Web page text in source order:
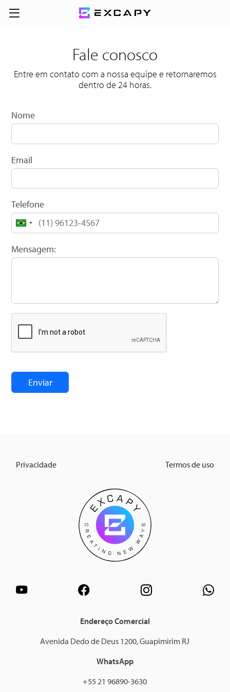
Fale conosco
Entre em contato com a nossa equipe e retornaremos
dentro de 24 horas.
Nome
Email
Telefone
Brazil
Mensagem:
Privacidade Termos de uso
Endereço Comercial
Avenida Dedo de Deus 1200, Guapimirim RJ
WhatsApp
+55 21 96890-3630